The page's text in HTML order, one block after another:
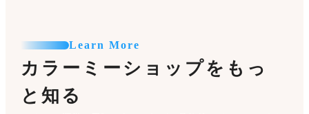
Learn More
カラーミーショップをもっ
と知る